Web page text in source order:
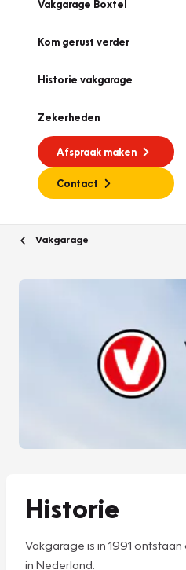
Vakgarage Boxtel
Kom gerust verder
Historie vakgarage
Zekerheden
Afspraak maken
Contact
Vakgarage
Historie
Vakgarage is in 1991
in Nederland.